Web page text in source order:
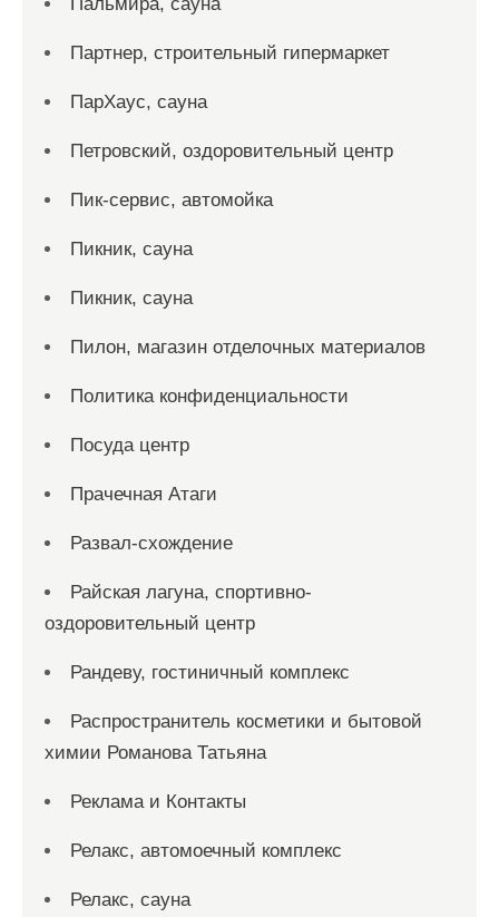
Партнер, строительный гипермаркет
ПарХаус, сауна
Петровский, оздоровительный центр
Пик-сервис, автомойка
Пикник, сауна
Пикник, сауна
Пилон, магазин отделочных материалов
Политика конфиденциальности
Посуда центр
Прачечная Атаги
Развал-схождение
Райская лагуна, спортивно-
оздоровительный центр
Рандеву, гостиничный комплекс
Распространитель косметики и бытовой
химии Романова Татьяна
Реклама и Контакты
Релакс, автомоечный комплекс
Релакс, сауна